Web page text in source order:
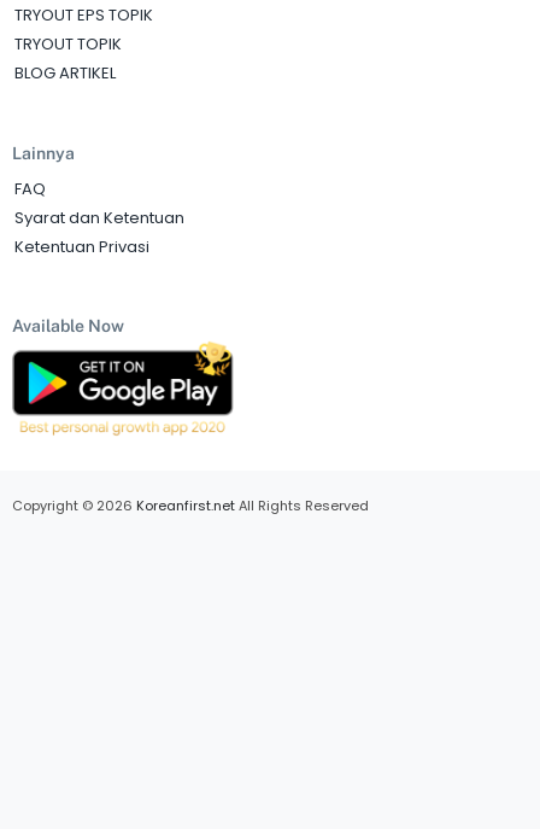
TRYOUT EPS TOPIK
TRYOUT TOPIK
BLOG ARTIKEL
Lainnya
FAQ
Syarat dan Ketentuan
Ketentuan Privasi
Available Now
Copyright © 2026 Koreanfirst.netAll Rights Reserved